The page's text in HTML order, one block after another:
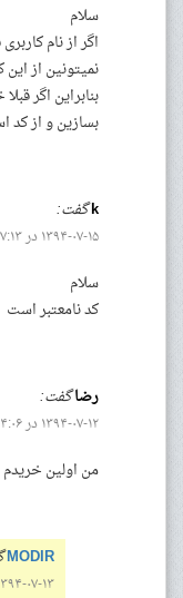
سلام
اگر از نام
نمیتونین از
بنابراین اگر
بسازین و از کد
kگفت:
۱۳۹۴-۰۷-۱۵ در ۱۷:۱۳
سلام
کد نامعتبر است
رضاگفت:
۱۳۹۴-۰۷-۱۲ در ۱۴:۰۶
من اولین
MODIR
۱۳۹۴-۰۷-۱۳ در